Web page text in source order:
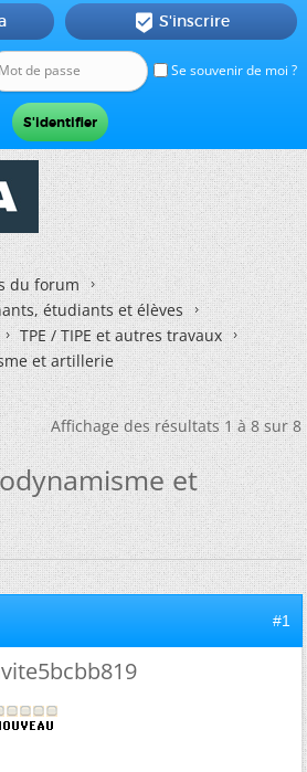
Se souvenir de moi ?
 S'inscrire
du forum
étudiants et élèves
TPE / TIPE et autres travaux
et artillerie
Affichage des résultats 1 à 8 sur 8
et
#1